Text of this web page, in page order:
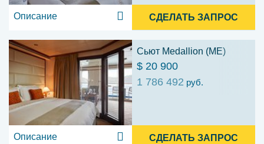
Описание СДЕЛАТЬ ЗАПРОС
Сьют Medallion (ME)
$ 20 900
1 786 492 руб.
Описание СДЕЛАТЬ ЗАПРОС